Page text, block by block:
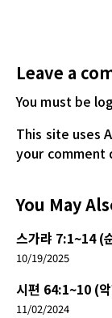
Leave a
You must be
This site uses
your comment
You May
스가랴 7:1~14 (
10/19/2025
시편 64:1~10 (
11/02/2024